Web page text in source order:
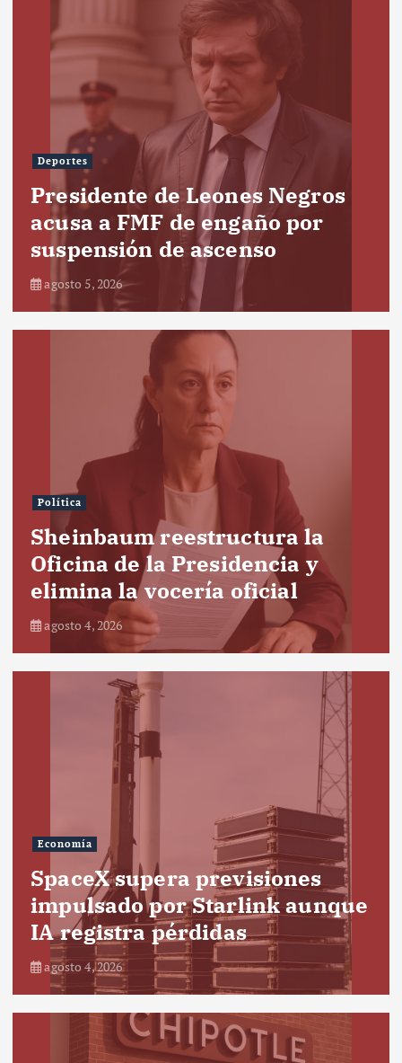
Deportes
Presidente de Leones Negros
acusa a FMF de engaño por
suspensión de ascenso
agosto 5, 2026
Política
Sheinbaum reestructura la
Oficina de la Presidencia y
elimina la vocería oficial
agosto 4, 2026
Economía
SpaceX supera previsiones
impulsado por Starlink aunque
IA registra pérdidas
agosto 4, 2026